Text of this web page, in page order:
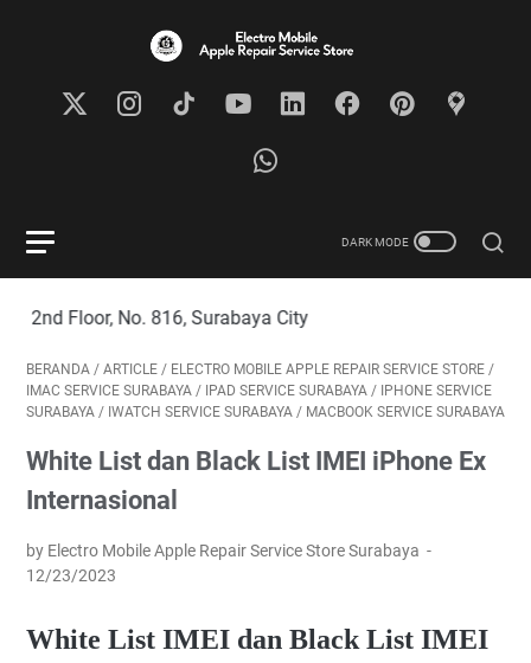
No. 816, Surabaya City
BERANDA / ARTICLE / ELECTRO MOBILE APPLE REPAIR SERVICE STORE /
IMAC SERVICE SURABAYA / IPAD SERVICE SURABAYA / IPHONE SERVICE
SURABAYA / IWATCH SERVICE SURABAYA / MACBOOK SERVICE SURABAYA
White List dan Black List IMEI iPhone Ex
Internasional
by Electro Mobile Apple Repair Service Store Surabaya
12/23/2023
White List IMEI dan Black List IMEI